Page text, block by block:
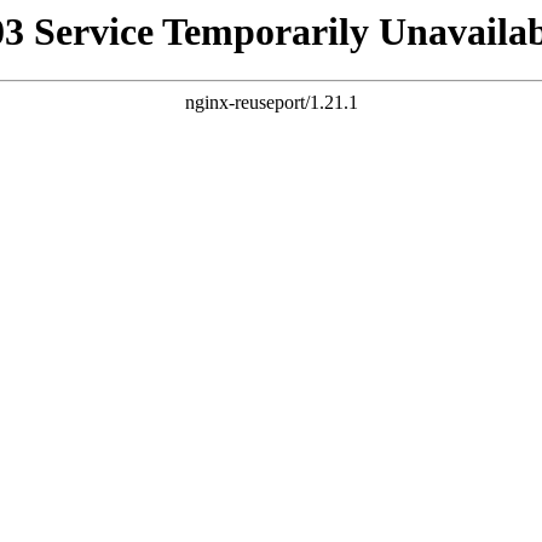
Service Temporarily
nginx-reuseport/1.21.1